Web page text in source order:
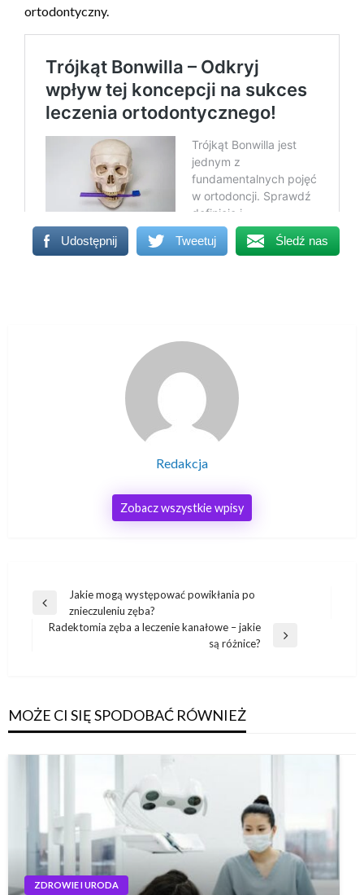
ortodontyczny.
Udostępnij Tweetuj Śledź nas
Redakcja
Zobacz wszystkie wpisy
Nawigacja
wpisu
Poprzedni
wpis
Jakie mogą występować powikłania po
znieczuleniu zęba?
Radektomia zęba a leczenie kanałowe – jakie
są różnice?
MOŻE CI SIĘ SPODOBAĆ RÓWNIEŻ
ZDROWIE I URODA